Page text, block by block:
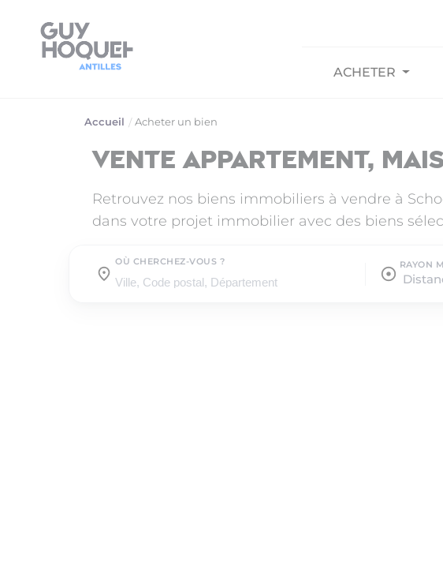
ACHETER
Accueil Acheter un bien
Vente appartement,
Retrouvez nos biens immobiliers à vendre à
dans votre projet immobilier avec des biens
OÙ CHERCHEZ-VOUS ?
Où cherchez-vous ?
RAYON